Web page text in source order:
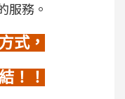
服務。
式，
！！